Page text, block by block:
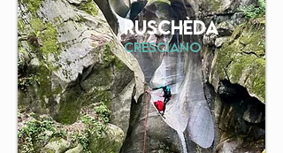
RUSCHèDA
CRESCIANO